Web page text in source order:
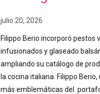
julio 20, 2026
Filippo Berio incorporó pestos
infusionados y glaseado
ampliando su catálogo de
la cocina italiana. Filippo
más emblemáticas del